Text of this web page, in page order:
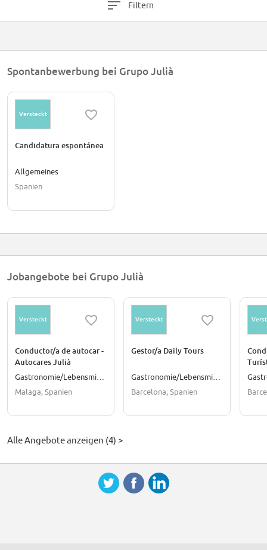
JULIÀ has offices in various Spanish cities and also in Andorra, Argentina,
Filtern
Spontanbewerbung bei Grupo Julià
Versteckt
Candidatura espontánea
Allgemeines
Spanien
Jobangebote bei Grupo Julià
Versteckt
Conductor/a de autocar -
Autocares Julià
Malaga, Spanien
Versteckt
Gestor/a Daily Tours
Barcelona, Spanien
Alle Angebote anzeigen (4) >